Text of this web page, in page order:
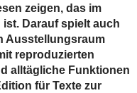
zeigen, das im
Darauf spielt auch
Ausstellungsraum
reproduzierten
alltägliche Funktionen
für Texte zur